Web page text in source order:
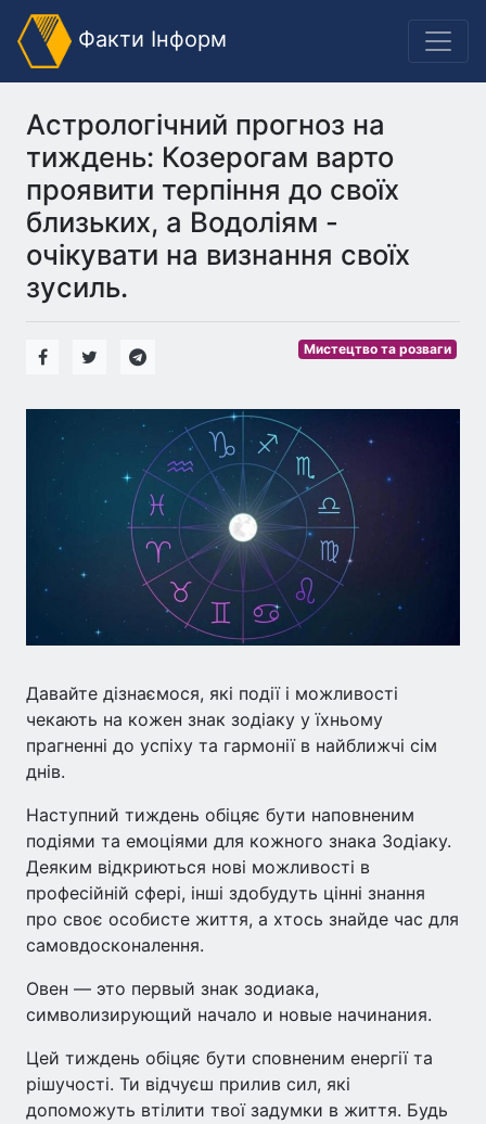
Факти Інформ
Астрологічний прогноз на
тиждень: Козерогам варто
проявити терпіння до своїх
близьких, а Водоліям -
очікувати на визнання своїх
зусиль.
Мистецтво та розваги
Давайте дізнаємося, які події і можливості
чекають на кожен знак зодіаку у їхньому
прагненні до успіху та гармонії в найближчі сім
днів.
Наступний тиждень обіцяє бути наповненим
подіями та емоціями для кожного знака Зодіаку.
Деяким відкриються нові можливості в
професійній сфері, інші здобудуть цінні знання
про своє особисте життя, а хтось знайде час для
самовдосконалення.
Овен — это первый знак зодиака,
символизирующий начало и новые начинания.
Цей тиждень обіцяє бути сповненим енергії та
рішучості. Ти відчуєш прилив сил, які
допоможуть втілити твої задумки в життя. Будь